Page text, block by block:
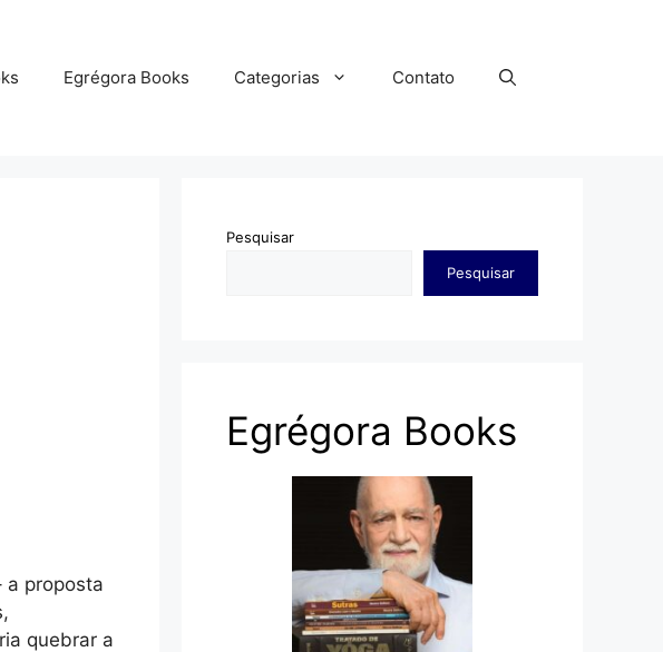
Egrégora Books Categorias Contato
a proposta
quebrar a
Pesquisar
Pesquisar
Egrégora Books